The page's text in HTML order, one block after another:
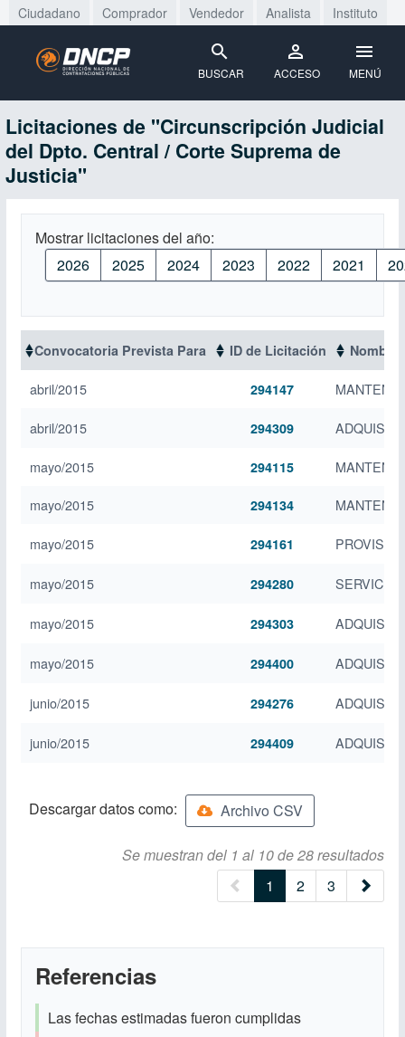
Ciudadano Comprador Vendedor Analista Instituto
BUSCAR ACCESO MENÚ
Licitaciones de "Circunscripción Judicial
del Dpto. Central / Corte Suprema de
Justicia"
Mostrar licitaciones del año:
2026
2025 2024 2023 2022 2021
Convocatoria Prevista Para ID de Licitación Nombre
abril/2015 294147
abril/2015 294309
mayo/2015 294115
mayo/2015
294134
mayo/2015 294161
mayo/2015 294280 SERVICIO
mayo/2015 294303
mayo/2015 294400
junio/2015 294276
junio/2015 294409
Descargar datos como: Archivo CSV
Se muestran del 1 al 10 de 28 resultados
1 (current)
2 3
Referencias
Las fechas estimadas fueron cumplidas